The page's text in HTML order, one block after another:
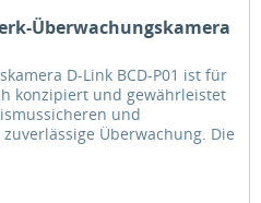
Überwachungskamera
D-Link BCD-P01 ist für
konzipiert und gewährleistet
und
Überwachung. Die